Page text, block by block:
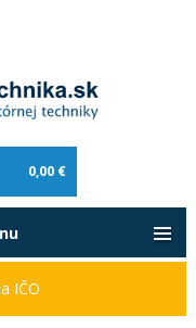
0,00 €
IČO